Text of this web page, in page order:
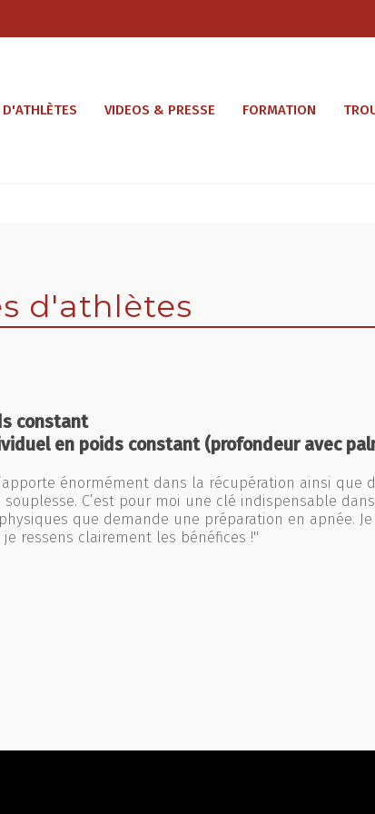
D'ATHLÈTES VIDEOS & PRESSE FORMATION
d'athlètes
constant
en poids constant (profondeur avec
énormément dans la récupération ainsi que
C’est pour moi une clé indispensable
que demande une préparation en apnée.
ressens clairement les bénéfices !"